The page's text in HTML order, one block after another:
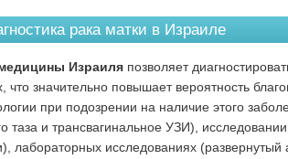
рака матки в Израиле
Израиля позволяет
что значительно повышает вероятность
при подозрении на наличие этого
таза и трансвагинальное УЗИ),
лабораторных исследованиях (развернутый